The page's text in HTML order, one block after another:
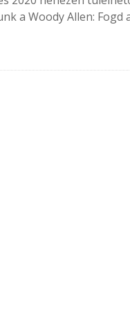
a Woody Allen: Fogd